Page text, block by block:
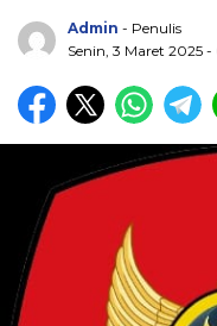
Admin - Penulis
Senin, 3 Maret 2025 -